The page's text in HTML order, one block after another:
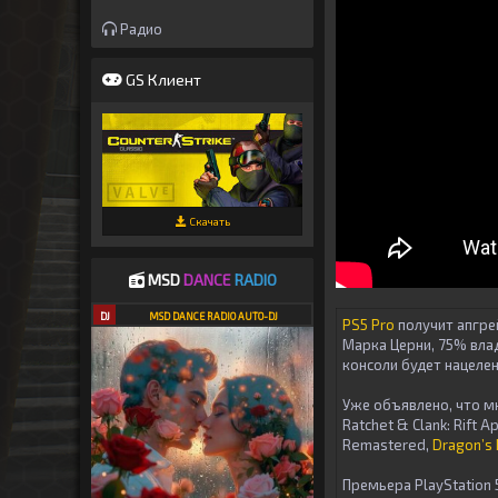
Радио
GS Клиент
Скачать
MSDDANCE RADIO
DJ MSD DANCE RADIO AUTO-DJ PS5 Pro получит
Марка Церни, 75%
консоли будет
Уже объявлено, что
Ratchet & Clank: Rift
Remastered,
Премьера PlayStation